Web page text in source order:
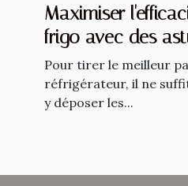
Maximiser
frigo avec des
rangement
Pour tirer le meilleur
réfrigérateur, il ne
y déposer les...